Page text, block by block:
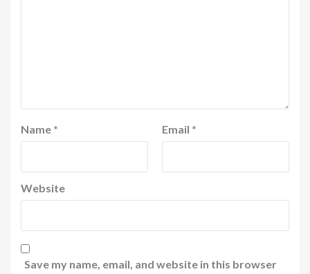
Name * Email *
Website
Save my name, email, and website in this browser